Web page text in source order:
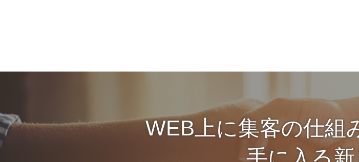
WEB上に集客の仕組